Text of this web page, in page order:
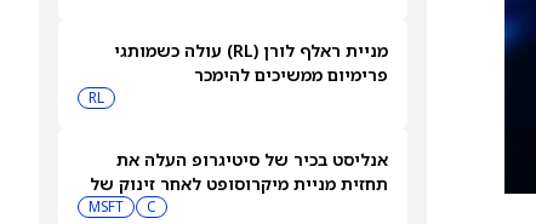
מניית ראלף לורן (RL) עולה כשמותגי
פרימיום ממשיכים להימכר
RL
אנליסט בכיר של סיטיגרופ העלה את
תחזית מניית מיקרוסופט לאחר זינוק של
C
MSFT